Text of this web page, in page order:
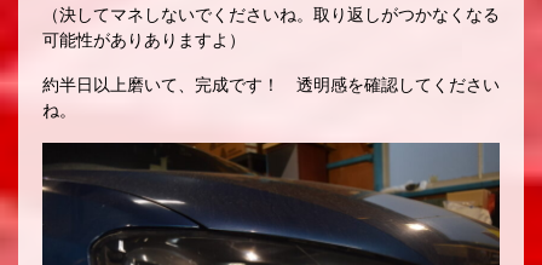
（決してマネしないでくださいね。取り返しがつかなくなる
可能性がありありますよ）
約半日以上磨いて、完成です！ 透明感を確認してください
ね。